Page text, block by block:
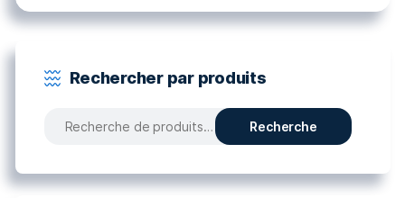
Rechercher par produits
Recherche
Recherche